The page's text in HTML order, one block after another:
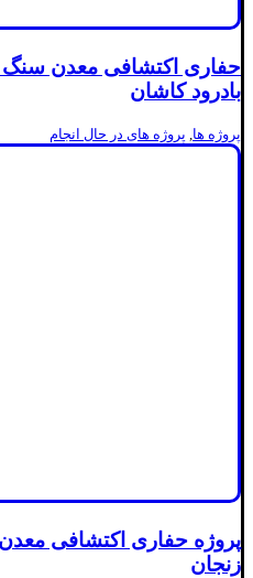
بادرود کاشان
پروژه ها, پروژه های در حال انجام
پروژه حفاری اکتشافی معدن
زنجان